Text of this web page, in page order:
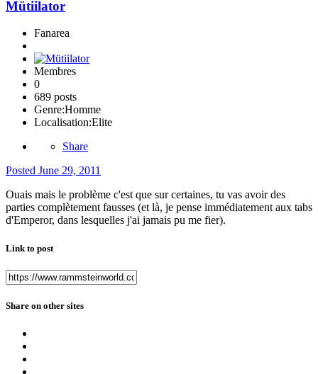
Mütiilator
Fanarea
Membres
0
689 posts
Genre:Homme
Localisation:Elite
Share
Posted June 29, 2011
Ouais mais le problème c'est que sur certaines, tu vas avoir des
parties complètement fausses (et là, je pense immédiatement aux tabs
d'Emperor, dans lesquelles j'ai jamais pu me fier).
Link to post
Share on other sites